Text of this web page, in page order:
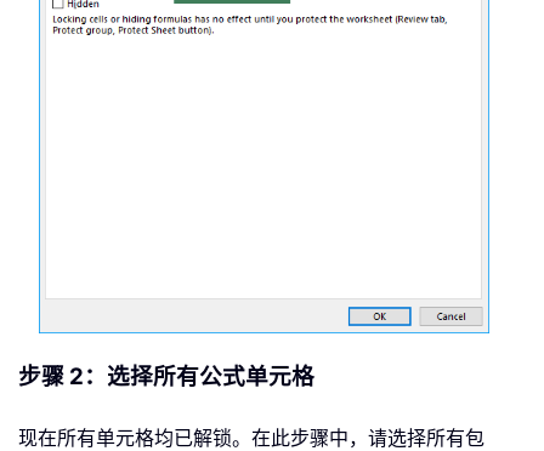
步骤 2：选择所有公式单元格
现在所有单元格均已解锁。在此步骤中，请选择所有包